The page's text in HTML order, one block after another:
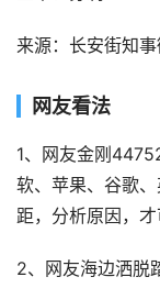
来源：长安街知
网友看法
1、网友金刚
软、苹果、谷歌
距，分析原因，才
2、网友海边洒脱